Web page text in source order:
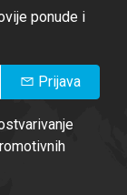
ponude i
Prijava